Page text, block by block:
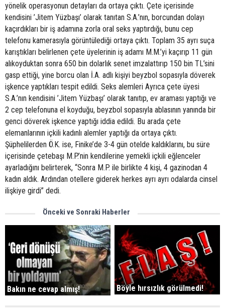
yönelik operasyonun detayları da ortaya çıktı. Çete içerisinde
kendisini ’Jitem Yüzbaşı’ olarak tanıtan S.A.’nın, borcundan dolayı
kaçırdıkları bir iş adamına zorla oral seks yaptırdığı, bunu cep
telefonu kamerasıyla görüntülediği ortaya çıktı. Toplam 35 ayrı suça
karıştıkları belirlenen çete üyelerinin iş adamı M.M.’yi kaçırıp 11 gün
alıkoyduktan sonra 650 bin dolarlık senet imzalattırıp 150 bin TL’sini
gasp ettiği, yine borcu olan İ.A. adlı kişiyi beyzbol sopasıyla döverek
işkence yaptıkları tespit edildi. Seks alemleri Ayrıca çete üyesi
S.A.’nın kendisini ’Jitem Yüzbaşı’ olarak tanıtıp, ev araması yaptığı ve
2 cep telefonuna el koyduğu, beyzbol sopasıyla ablasının yanında bir
genci döverek işkence yaptığı iddia edildi. Bu arada çete
elemanlarının içkili kadınlı alemler yaptığı da ortaya çıktı.
Şüphelilerden Ö.K. ise, Finike’de 3-4 gün otelde kaldıklarını, bu süre
içerisinde çetebaşı M.P.’nin kendilerine yemekli içkili eğlenceler
ayarladığını belirterek, “Sonra M.P. ile birlikte 4 kişi, 4 gazinodan 4
kadın aldık. Ardından otellere giderek herkes ayrı ayrı odalarda cinsel
ilişkiye girdi” dedi.
Önceki ve Sonraki Haberler
Bakın ne cevap almış! Böyle hırsızlık görülmedi!